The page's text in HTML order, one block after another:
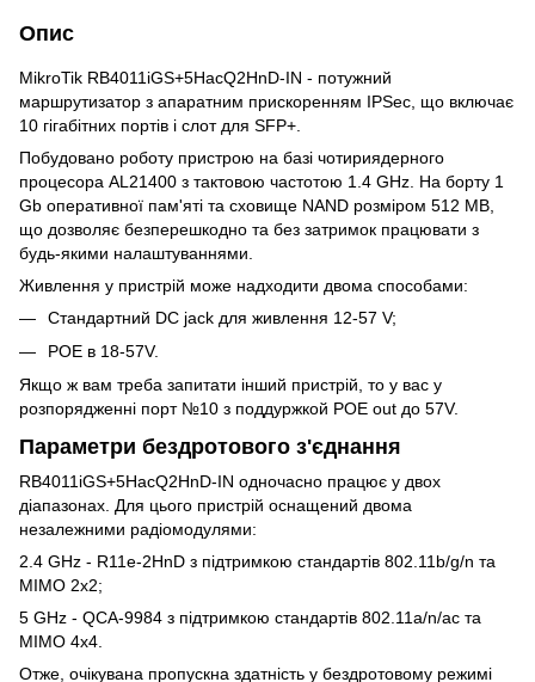
Опис
MikroTik RB4011iGS+5HacQ2HnD-IN - потужний
маршрутизатор з апаратним прискоренням IPSec, що включає
10 гігабітних портів і слот для SFP+.
Побудовано роботу пристрою на базі чотириядерного
процесора AL21400 з тактовою частотою 1.4 GHz. На борту 1
Gb оперативної пам'яті та сховище NAND розміром 512 MB,
що дозволяє безперешкодно та без затримок працювати з
будь-якими налаштуваннями.
Живлення у пристрій може надходити двома способами:
Стандартний DC jack для живлення 12-57 V;
POE в 18-57V.
Якщо ж вам треба запитати інший пристрій, то у вас у
розпорядженні порт №10 з поддуржкой POE out до 57V.
Параметри бездротового з'єднання
RB4011iGS+5HacQ2HnD-IN одночасно працює у двох
діапазонах. Для цього пристрій оснащений двома
незалежними радіомодулями:
2.4 GHz - R11e-2HnD з підтримкою стандартів 802.11b/g/n та
MIMO 2x2;
5 GHz - QCA-9984 з підтримкою стандартів 802.11a/n/ac та
MIMO 4x4.
Отже, очікувана пропускна здатність у бездротовому режимі